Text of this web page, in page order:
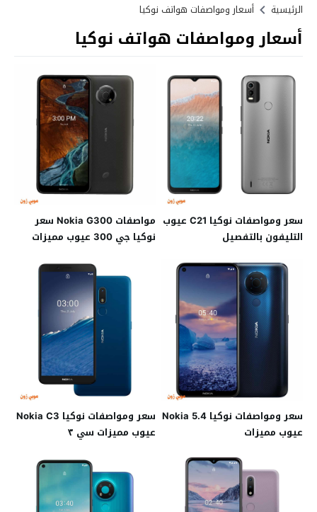
الرئيسية أسعار ومواصفات هواتف نوكيا
أسعار ومواصفات هواتف نوكيا
سعر ومواصفات نوكيا C21 عيوب
التليفون بالتفصيل
مواصفات Nokia G300 سعر
نوكيا جي 300 عيوب مميزات
سعر ومواصفات نوكيا Nokia 5.4
عيوب مميزات
سعر ومواصفات نوكيا Nokia C3
عيوب مميزات سي ٣